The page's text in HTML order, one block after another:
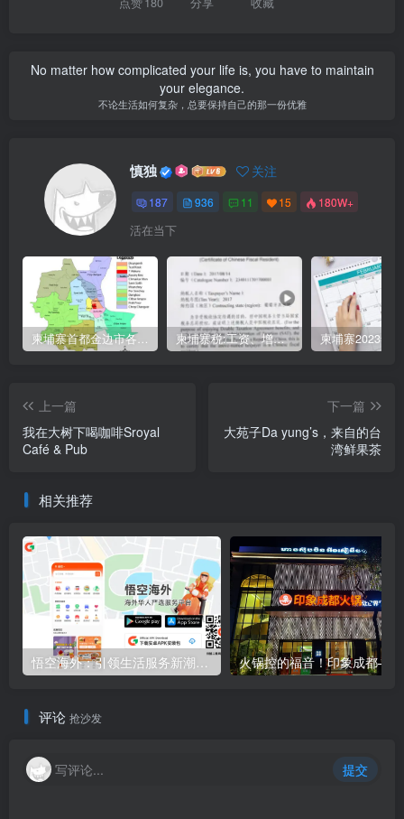
No matter how complicated your life is, you have to maintain
your elegance.
不论生活如何复杂，总要保持自己的那一份优雅
慎独 关注
187 936 11 15 180W+
活在当下
柬埔寨首都金边市各区与分区名称分布 柬埔寨税:工资、增值、预扣、利润、专利、产业、注册税
上一篇
我在大树下喝咖啡Sroyal
Café & Pub
下一篇
大苑子Da yung’s，来自的台
湾鲜果茶
相关推荐
悟空海外：引领生活服务新潮流，柬埔寨市场全新启航
评论 抢沙发
写评论... 提交